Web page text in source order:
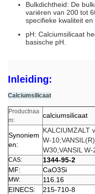
Bulkdichtheid: De
variëren van 200 tot
specifieke kwaliteit en
pH: Calciumsilicaat
basische pH.
Inleiding:
Calciumsilicaat
Productnaa
m:
calciumsilicaat
Synoniem
en:
KALCIUMZALT
W-
W30;VANSIL
CAS:
1344-95-2
MF:
CaO3Si
MW:
116.16
EINECS:
215-710-8